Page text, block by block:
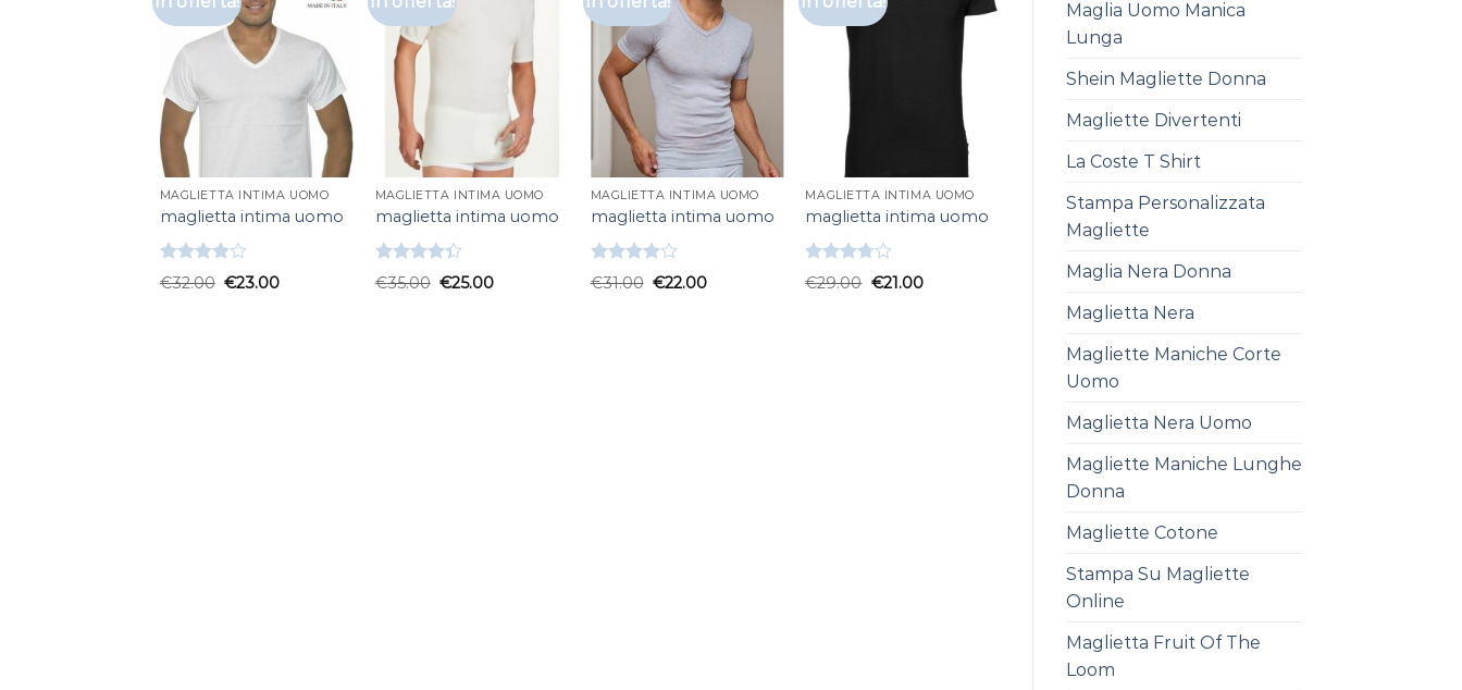
Maglia Uomo Manica
Lunga
Shein Magliette Donna
Magliette Divertenti
La Coste T Shirt
Stampa Personalizzata
Magliette
Maglia Nera Donna
Maglietta Nera
Magliette Maniche Corte
Uomo
Maglietta Nera Uomo
Magliette Maniche Lunghe
Donna
Magliette Cotone
Stampa Su Magliette
Online
Maglietta Fruit Of The
Loom
MAGLIETTA INTIMA UOMO
maglietta intima uomo
Valutato
3.83su
€32.00 €23.00
MAGLIETTA INTIMA UOMO
maglietta intima uomo
Valutato
4.33su 5
€35.00 €25.00
MAGLIETTA INTIMA UOMO
maglietta intima uomo
Valutato
4.00su
€31.00 €22.00
MAGLIETTA INTIMA UOMO
maglietta intima uomo
Valutato
3.67su
€29.00 €21.00